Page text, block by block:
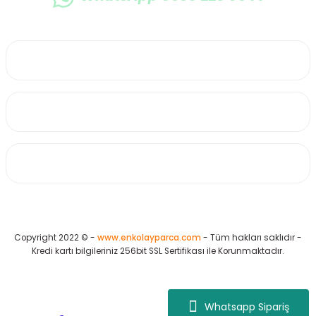
Whatsapp Sipariş
Copyright 2022 © - www.enkolayparca.com - Tüm hakları saklıdır -
Kredi kartı bilgileriniz 256bit SSL Sertifikası ile Korunmaktadır.